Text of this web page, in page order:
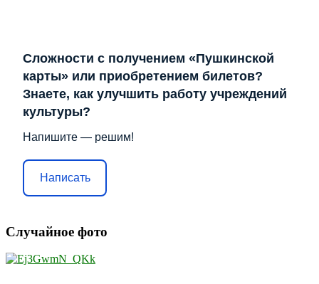
Сложности с получением «Пушкинской
карты» или приобретением билетов?
Знаете, как улучшить работу учреждений
культуры?
Напишите — решим!
Написать
Случайное фото